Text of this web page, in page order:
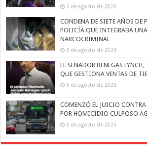
6 de agosto de 2026
CONDENA DE SIETE AÑOS DE
POLICÍA QUE INTEGRABA
NARCOCRIMINAL
6 de agosto de 2026
EL SENADOR BENEGAS
QUE GESTIONA VENTAS DE
6 de agosto de 2026
COMENZÓ EL JUICIO CONTRA
POR HOMICIDIO CULPOSO
6 de agosto de 2026